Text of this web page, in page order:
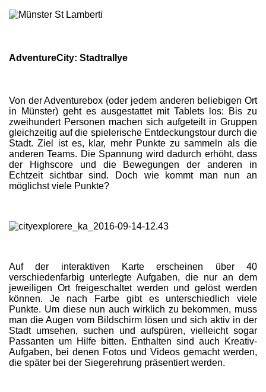
AdventureCity: Stadtrallye
Von der Adventurebox (oder jedem anderen beliebigen Ort
in Münster) geht es ausgestattet mit Tablets los: Bis zu
zweihundert Personen machen sich aufgeteilt in Gruppen
gleichzeitig auf die spielerische Entdeckungstour durch die
Stadt. Ziel ist es, klar, mehr Punkte zu sammeln als die
anderen Teams. Die Spannung wird dadurch erhöht, dass
der Highscore und die Bewegungen der anderen in
Echtzeit sichtbar sind. Doch wie kommt man nun an
möglichst viele Punkte?
Auf der interaktiven Karte erscheinen über 40
verschiedenfarbig unterlegte Aufgaben, die nur an dem
jeweiligen Ort freigeschaltet werden und gelöst werden
können. Je nach Farbe gibt es unterschiedlich viele
Punkte. Um diese nun auch wirklich zu bekommen, muss
man die Augen vom Bildschirm lösen und sich aktiv in der
Stadt umsehen, suchen und aufspüren, vielleicht sogar
Passanten um Hilfe bitten. Enthalten sind auch Kreativ-
Aufgaben, bei denen Fotos und Videos gemacht werden,
die später bei der Siegerehrung präsentiert werden.